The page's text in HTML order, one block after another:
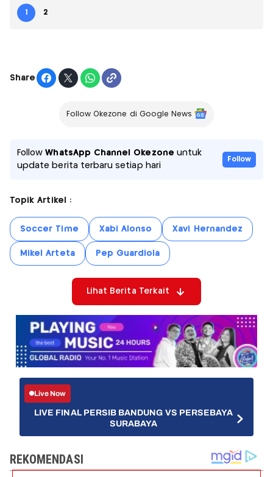
1 2
Share
Follow Okezone di Google News
FollowWhatsApp Channel Okezone untuk
update berita terbaru setiap hari
Follow
Topik Artikel :
Soccer Time Xabi Alonso Xavi Hernandez
Mikel Arteta Pep Guardiola
Lihat Berita Terkait
Live Now
LIVE FINAL PERSIB BANDUNG VS PERSEBAYA
SURABAYA